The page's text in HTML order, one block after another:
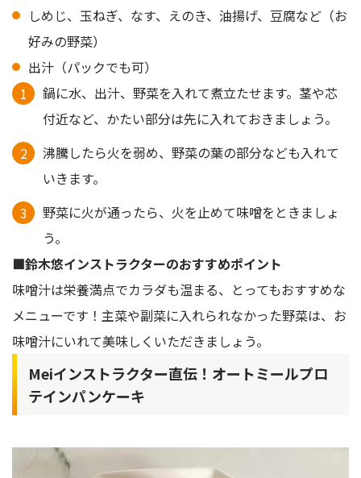
しめじ、玉ねぎ、なす、えのき、油揚げ、豆腐など（お
好みの野菜）
出汁（パックでも可）
鍋に水、出汁、野菜を入れて煮立たせます。茎や芯
付近など、かたい部分は先に入れておきましょう。
沸騰したら火を弱め、野菜の葉の部分なども入れて
いきます。
野菜に火が通ったら、火を止めて味噌をときましょ
う。
■鈴木悠インストラクターのおすすめポイント
味噌汁は栄養満点でカラダも温まる、とってもおすすめな
メニューです！主菜や副菜に入れられなかった野菜は、お
味噌汁にいれて美味しくいただきましょう。
Meiインストラクター直伝！オートミールプロ
テインパンケーキ